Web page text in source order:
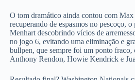
O tom dramático ainda contou com Max
recuperando de espasmos no pescoço,
Menhart descobrindo vícios de
no jogo 6, evitando uma eliminação e
bullpen, que sempre foi um ponto fraco,
Anthony Rendon, Howie Kendrick e